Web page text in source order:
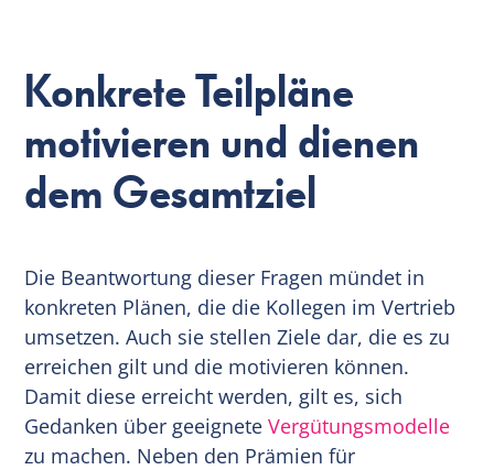
Konkrete Teilpläne
motivieren und dienen
dem Gesamtziel
Die Beantwortung dieser Fragen mündet in
konkreten Plänen, die die Kollegen im Vertrieb
umsetzen. Auch sie stellen Ziele dar, die es zu
erreichen gilt und die motivieren können.
Damit diese erreicht werden, gilt es, sich
Gedanken über geeigneteVergütungsmodelle
zu machen. Neben den Prämien für